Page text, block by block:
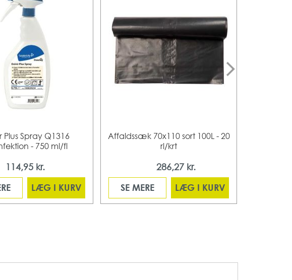
Plus Spray Q1316
- 750 ml/fl
114,95 kr.
LÆG I KURV
Affaldssæk 70x110 sort 100L - 20
rl/krt
286,27 kr.
SE MERE
LÆG I KURV